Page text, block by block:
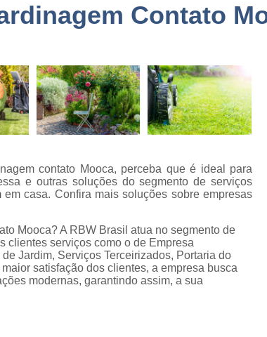
Empresa de
Empresa de Portaria São
Empresa de
Empresa Portaria e
Empresa Terceirizada
Empresa
Empresa
Empresa
Empresa de
Empresa
Empresa de
Empresa
Contato
contato Mooca, perceba que é ideal para
e outras soluções do segmento de serviços
casa. Confira mais soluções sobre empresas
Mooca? A RBW Brasil atua no segmento de
clientes serviços como o de Empresa
Jardim, Serviços Terceirizados, Portaria do
satisfação dos clientes, a empresa busca
modernas, garantindo assim, a sua